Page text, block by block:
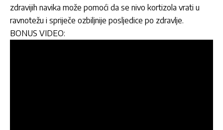
zdravijih navika može pomoći da se nivo kortizola vrati u
ravnotežu i spriječe ozbiljnije posljedice po zdravlje.
BONUS VIDEO: